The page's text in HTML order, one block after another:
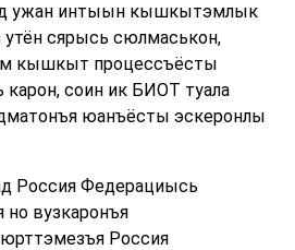
ужан интыын кышкытэмлык
сярысь сюлмаськон,
кышкыт процессъёсты
карон, соин ик БИОТ туала
юанъёсты эскеронлы
Россия Федерациысь
вузкаронъя
Россия